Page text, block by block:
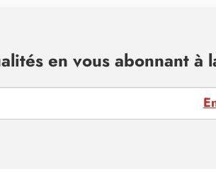
en vous abonnant à